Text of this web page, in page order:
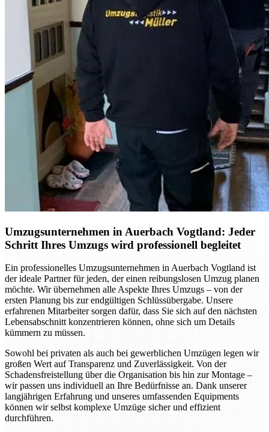
Umzugsunternehmen in Auerbach Vogtland: Jeder
Schritt Ihres Umzugs wird professionell begleitet
Ein professionelles Umzugsunternehmen in Auerbach Vogtland ist
der ideale Partner für jeden, der einen reibungslosen Umzug planen
möchte. Wir übernehmen alle Aspekte Ihres Umzugs – von der
ersten Planung bis zur endgültigen Schlüssübergabe. Unsere
erfahrenen Mitarbeiter sorgen dafür, dass Sie sich auf den nächsten
Lebensabschnitt konzentrieren können, ohne sich um Details
kümmern zu müssen.
Sowohl bei privaten als auch bei gewerblichen Umzügen legen wir
großen Wert auf Transparenz und Zuverlässigkeit. Von der
Schadensfreistellung über die Organisation bis hin zur Montage –
wir passen uns individuell an Ihre Bedürfnisse an. Dank unserer
langjährigen Erfahrung und unseres umfassenden Equipments
können wir selbst komplexe Umzüge sicher und effizient
durchführen.